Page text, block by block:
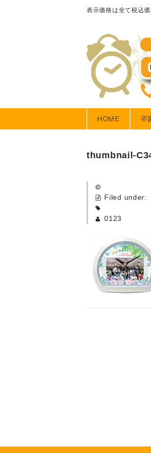
表示価格は全て税込
HOME 卒
thumbnail-
Filed under:
0123